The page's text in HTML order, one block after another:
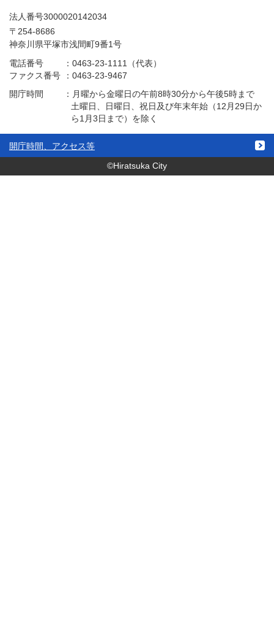
法人番号3000020142034
〒254-8686
神奈川県平塚市浅間町9番1号
電話番号
：0463-23-1111（代表）
ファクス番号
：0463-23-9467
開庁時間
： 月曜から金曜日の午前8時30分から午後5時まで
土曜日、日曜日、祝日及び年末年始（12月29日か
ら1月3日まで）を除く
開庁時間、アクセス等
©Hiratsuka City